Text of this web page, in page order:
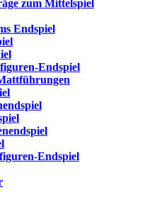
zum Mittelspiel
Endspiel
Endspiel
Endspiel